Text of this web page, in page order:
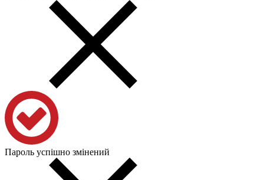
Пароль успішно змінений